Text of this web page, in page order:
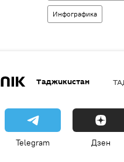
Инфографика
Таджикистан
Telegram Дзен